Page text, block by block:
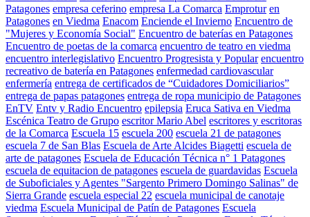
Patagones empresa ceferino empresa La Comarca Emprotur en
Patagones en Viedma Enacom Enciende el Invierno Encuentro de
"Mujeres y Economía Social" Encuentro de baterías en Patagones
Encuentro de poetas de la comarca encuentro de teatro en viedma
encuentro interlegislativo Encuentro Progresista y Popular encuentro
recreativo de batería en Patagones enfermedad cardiovascular
enfermería entrega de certificados de “Cuidadores Domiciliarios”
entrega de papas patagones entrega de ropa municipio de Patagones
EnTV Entv y Radio Encuentro epilepsia Eruca Sativa en Viedma
Escénica Teatro de Grupo escritor Mario Abel escritores y escritoras
de la Comarca Escuela 15 escuela 200 escuela 21 de patagones
escuela 7 de San Blas Escuela de Arte Alcides Biagetti escuela de
arte de patagones Escuela de Educación Técnica n° 1 Patagones
escuela de equitacion de patagones escuela de guardavidas Escuela
de Suboficiales y Agentes "Sargento Primero Domingo Salinas" de
Sierra Grande escuela especial 22 escuela municipal de canotaje
viedma Escuela Municipal de Patín de Patagones Escuela